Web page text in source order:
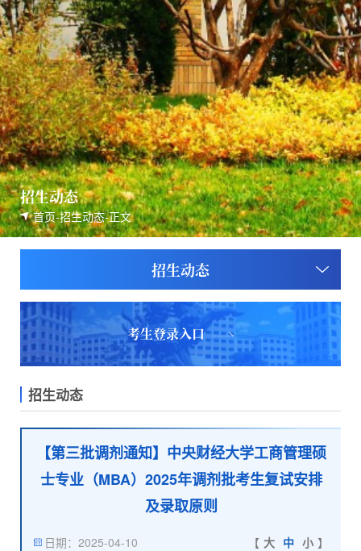
招生动态
首页-招生动态-正文
招生动态
考生登录入口
招生动态
【第三批调剂通知】中央财经大学工商管理硕
士专业（MBA）2025年调剂批考生复试安排
及录取原则
日期：2025-04-10 【 大 中 小 】